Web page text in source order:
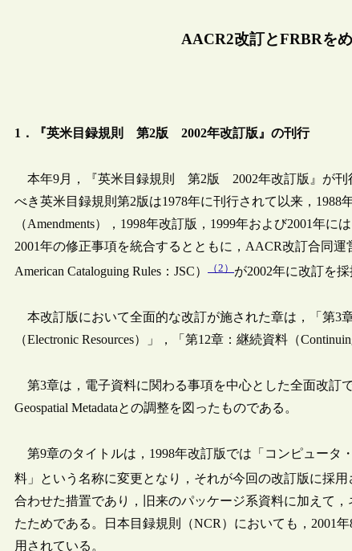
AACR2改訂とFRBRを
1．『英米目録規則 第2版 2002年改訂版』の刊行
本年9月，『英米目録規則 第2版 2002年改訂版』が刊
べき英米目録規則第2版は1978年に刊行されて以来，1988
（Amendments），1998年改訂版，1999年および2001年
2001年の修正事項を統合するとともに，AACR改訂合同運
American Cataloguing Rules：JSC）
（2） が2002年に改訂を
本改訂版において全面的な改訂が施された章は，「第3
（Electronic Resources）」，「第12章：継続資料（
第3章は，電子資料に関わる事項を中心とした全面改訂
Geospatial Metadataとの調整を図ったものである。
第9章のタイトルは，1998年改訂版では「コンピュータ
料」という名称に変更となり，それが今回の改訂版に採
合わせた措置であり，旧来のパッケージ系資料に加えて
たためである。日本目録規則（NCR）においても，2001
用されている。